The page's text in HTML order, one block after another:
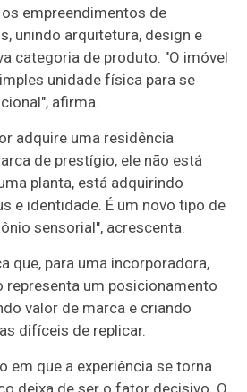
empreendimentos de
unindo arquitetura, design e
categoria de produto. "O imóvel
unidade física para se
afirma.
adquire uma residência
de prestígio, ele não está
planta, está adquirindo
e identidade. É um novo tipo de
sensorial", acrescenta.
que, para uma incorporadora,
representa um posicionamento
valor de marca e criando
difíceis de replicar.
em que a experiência se torna
deixa de ser o fator decisivo. O